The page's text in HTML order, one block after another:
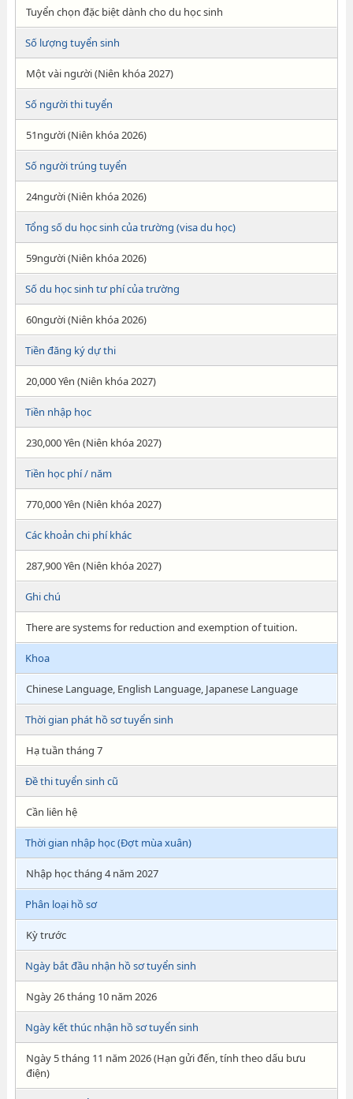
Tuyển chọn đặc biệt dành cho du học sinh
Số lượng tuyển sinh
Một vài người (Niên khóa 2027)
Số người thi tuyển
51người (Niên khóa 2026)
Số người trúng tuyển
24người (Niên khóa 2026)
Tổng số du học sinh của trường (visa du học)
59người (Niên khóa 2026)
Số du học sinh tư phí của trường
60người (Niên khóa 2026)
Tiền đăng ký dự thi
20,000 Yên (Niên khóa 2027)
Tiền nhập học
230,000 Yên (Niên khóa 2027)
Tiền học phí / năm
770,000 Yên (Niên khóa 2027)
Các khoản chi phí khác
287,900 Yên (Niên khóa 2027)
Ghi chú
There are systems for reduction and exemption of tuition.
Khoa
Chinese Language, English Language, Japanese Language
Thời gian phát hồ sơ tuyển sinh
Hạ tuần tháng 7
Đề thi tuyển sinh cũ
Cần liên hệ
Thời gian nhập học (Đợt mùa xuân)
Nhập học tháng 4 năm 2027
Phân loại hồ sơ
Kỳ trước
Ngày bắt đầu nhận hồ sơ tuyển sinh
Ngày 26 tháng 10 năm 2026
Ngày kết thúc nhận hồ sơ tuyển sinh
Ngày 5 tháng 11 năm 2026 (Hạn gửi đến, tính theo dấu bưu
điện)